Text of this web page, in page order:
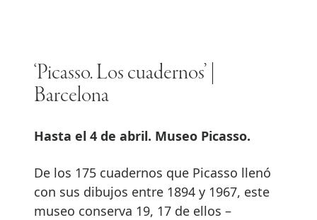
‘Picasso. Los cuadernos’ |
Barcelona
Hasta el 4 de abril. Museo Picasso.
De los 175 cuadernos que Picasso llenó
con sus dibujos entre 1894 y 1967, este
museo conserva 19, 17 de ellos –